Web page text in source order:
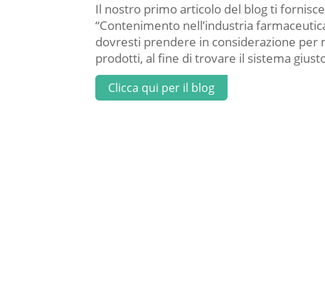
Il nostro primo articolo del blog ti
“Contenimento nell’industria
dovresti prendere in considerazione
prodotti, al fine di trovare il sistema
Clicca qui per il blog